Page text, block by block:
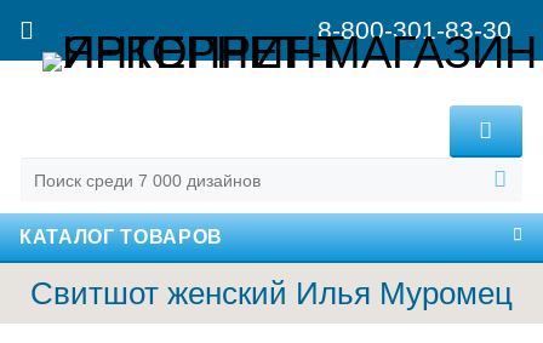
8-800-301-83-30
КАТАЛОГ ТОВАРОВ
Свитшот женский Илья Муромец